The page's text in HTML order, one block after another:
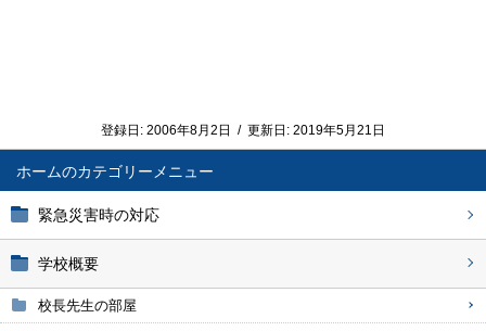
ホーム
緊急災害時の対応
学校概要
校長先生の部屋
登録日: 2006年8月2日 / 更新日: 2019年5月21日